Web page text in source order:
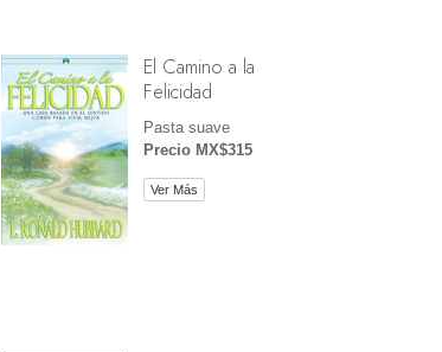
El Camino a la
Felicidad
Pasta suave
Precio MX$315
Ver Más